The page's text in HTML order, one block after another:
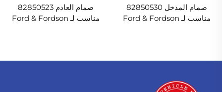
صمام المدخل 82850530
مناسب لـ Ford & Fordson
صمام العادم 82850523
مناسب لـ Ford & Fordson